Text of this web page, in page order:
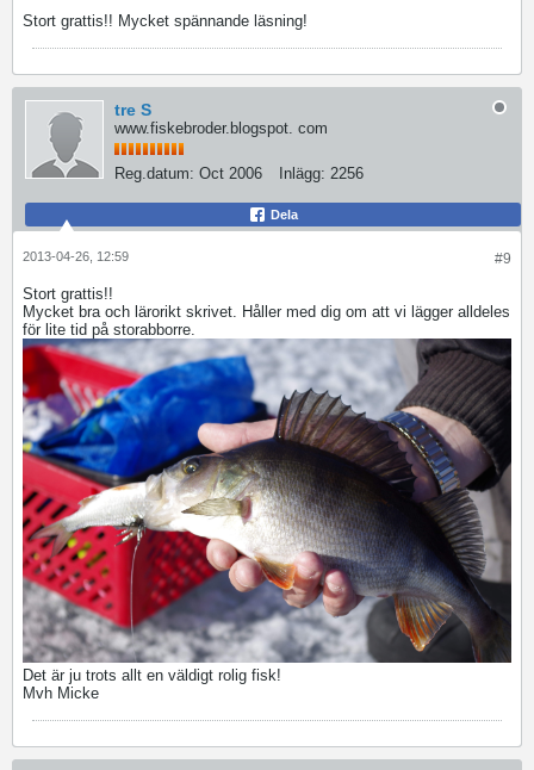
Stort grattis!! Mycket spännande läsning!
tre S
www.fiskebroder.blogspot. com
Reg.datum: Oct 2006 Inlägg: 2256
Dela
#9
2013-04-26, 12:59
Stort grattis!!
Mycket bra och lärorikt skrivet. Håller med dig om att vi lägger alldeles
för lite tid på storabborre.
Det är ju trots allt en väldigt rolig fisk!
Mvh Micke